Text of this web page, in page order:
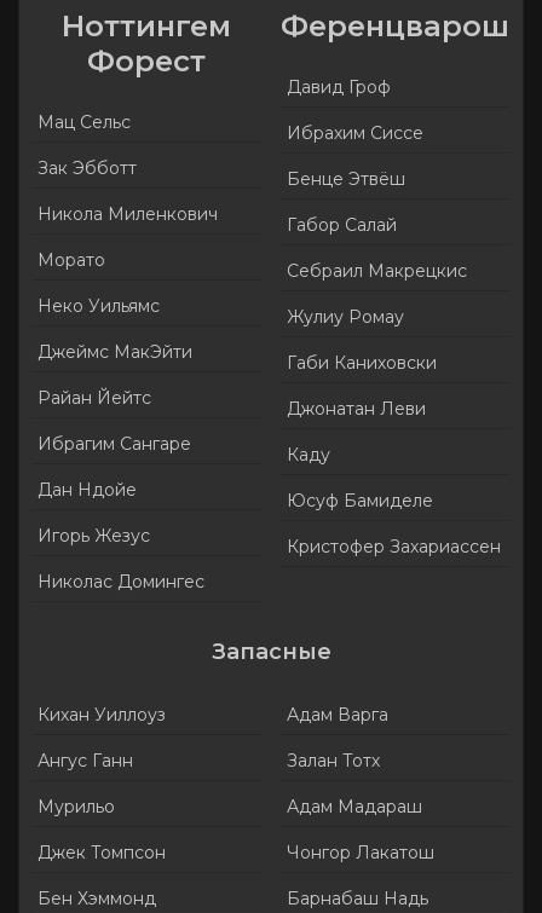
Ноттингем
Форест
Мац Сельс
Зак Эбботт
Никола Миленкович
Морато
Неко Уильямс
Джеймс МакЭйти
Райан Йейтс
Ибрагим Сангаре
Дан Ндойе
Игорь Жезус
Николас Домингес
Ференцварош
Давид Гроф
Ибрахим Сиссе
Бенце Этвёш
Габор Салай
Себраил Макрецкис
Жулиу Ромау
Габи Каниховски
Джонатан Леви
Каду
Юсуф Бамиделе
Кристофер Захариассен
Запасные
Кихан Уиллоуз
Ангус Ганн
Мурильо
Джек Томпсон
Бен Хэммонд
Адам Варга
Залан Тотх
Адам Мадараш
Чонгор Лакатош
Барнабаш Надь